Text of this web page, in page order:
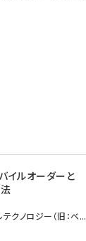
イルオーダーと
クノロジー（旧：ベ...